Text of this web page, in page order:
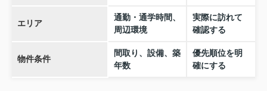
エリア
通勤・通学時間、
周辺環境
実際に訪れて
確認する
物件条件
間取り、設備、築
年数
優先順位を明
確にする